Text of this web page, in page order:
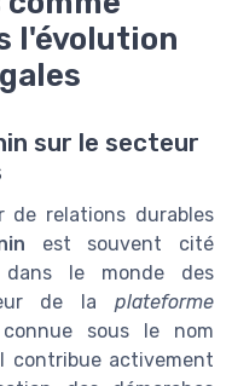
l'évolution
sur le secteur
de relations durables
est souvent cité
le monde des
de la plateforme
sous le nom
contribue activement